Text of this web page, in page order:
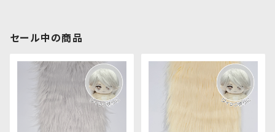
セール中の商品